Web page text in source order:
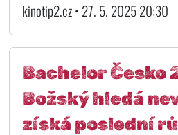
kinotip2.cz • 27. 5. 2025 20:30
Bachelor Česko
Božský hledá
získá poslední